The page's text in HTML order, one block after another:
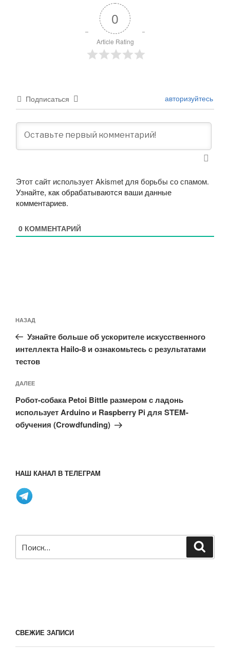
0
Article Rating
Подписаться авторизуйтесь
Этот сайт использует Akismet для борьбы со спамом.
Узнайте, как обрабатываются ваши данные
комментариев.
0 КОММЕНТАРИЙ
по
записям
Предыдущая
запись:
НАЗАД
Узнайте больше об ускорителе искусственного
интеллекта Hailo-8 и ознакомьтесь с результатами
тестов
Следующая
запись
ДАЛЕЕ
Робот-собака Petoi Bittle размером с ладонь
использует Arduino и Raspberry Pi для STEM-
обучения (Crowdfunding)
НАШ КАНАЛ В ТЕЛЕГРАМ
СВЕЖИЕ ЗАПИСИ